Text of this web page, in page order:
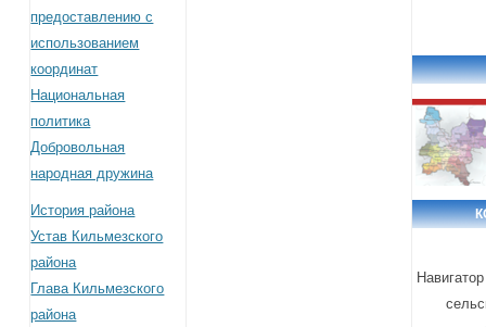
предоставлению с
использованием
координат
Национальная
политика
Добровольная
народная дружина
История района
Устав Кильмезского
района
Глава Кильмезского
района